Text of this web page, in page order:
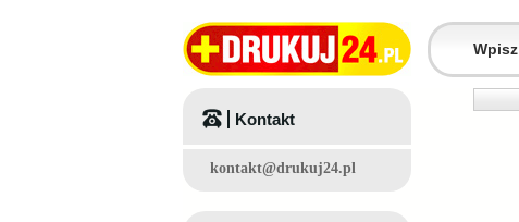
Kontakt
kontakt@drukuj24.pl